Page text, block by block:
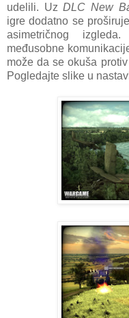
udelili. UzDLC New
igre dodatno se
asimetričnog
međusobne
može da se okuša
Pogledajte slike u